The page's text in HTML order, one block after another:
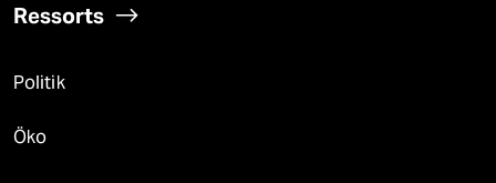
Ressorts
Politik
Öko